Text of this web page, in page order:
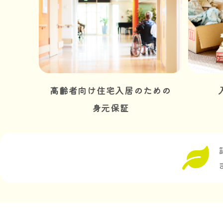
高齢者向け住宅入居のための
身元保証